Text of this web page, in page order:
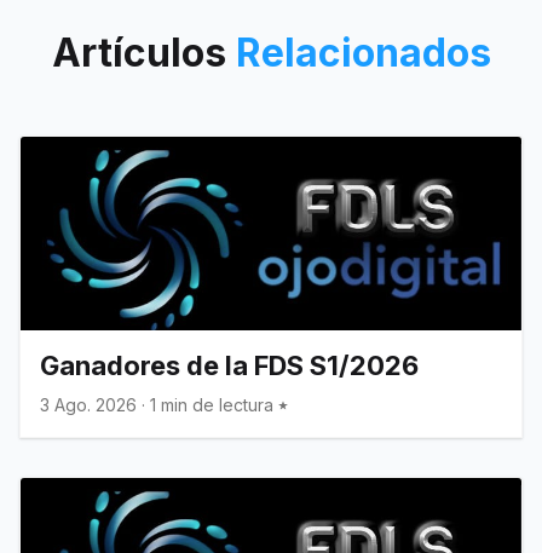
Artículos Relacionados
Ganadores de la FDS S1/2026
3 Ago. 2026 · 1 min de lectura